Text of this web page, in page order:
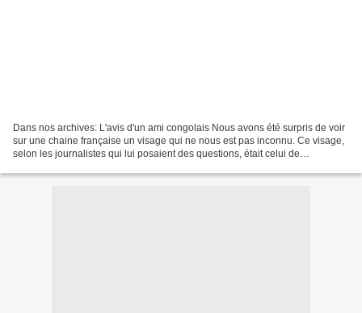
Dans nos archives: L'avis d'un ami congolais Nous avons été surpris de voir
sur une chaine française un visage qui ne nous est pas inconnu. Ce visage,
selon les journalistes qui lui posaient des questions, était celui de